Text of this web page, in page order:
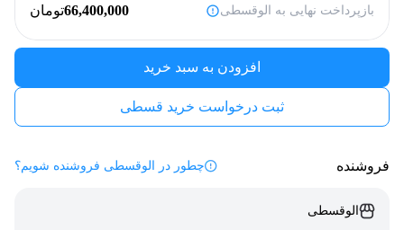
بازپرداخت نهایی به الوقسطی 66,400,000تومان
افزودن به سبد خرید
ثبت درخواست خرید قسطی
فروشنده چطور در الوقسطی فروشنده شویم؟
الوقسطی